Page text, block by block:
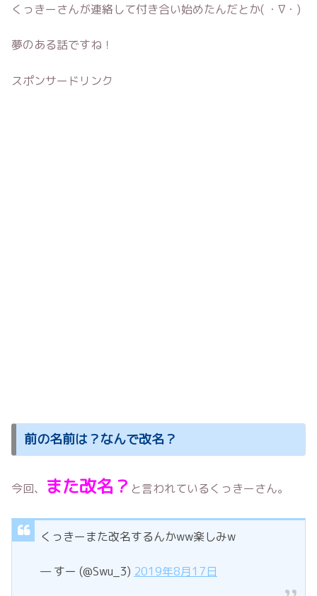
くっきーさんが連絡して付き合い始めたんだとか( ・∇・)
夢のある話ですね！
スポンサードリンク
前の名前は？なんで改名？
今回、 また改名？ と言われているくっきーさん。
くっきーまた改名するんかww楽しみw
— すー (@Swu_3) 2019年8月17日